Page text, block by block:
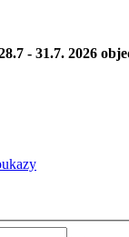
- 31.7. 2026